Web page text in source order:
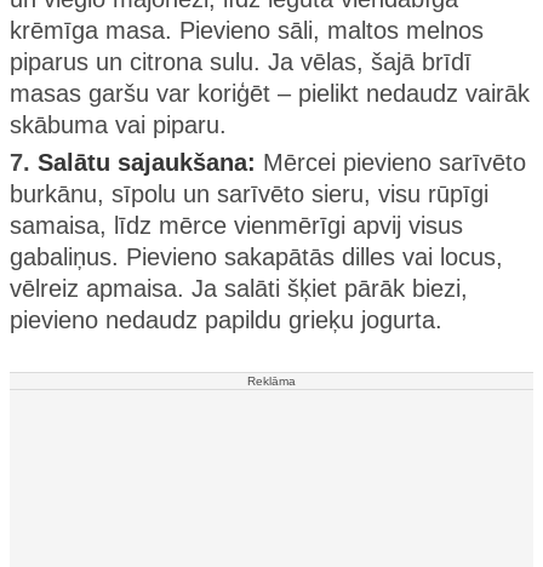
krēmīga masa. Pievieno sāli, maltos melnos
piparus un citrona sulu. Ja vēlas, šajā brīdī
masas garšu var koriģēt – pielikt nedaudz vairāk
skābuma vai piparu.
7. Salātu sajaukšana: Mērcei pievieno sarīvēto
burkānu, sīpolu un sarīvēto sieru, visu rūpīgi
samaisa, līdz mērce vienmērīgi apvij visus
gabaliņus. Pievieno sakapātās dilles vai locus,
vēlreiz apmaisa. Ja salāti šķiet pārāk biezi,
pievieno nedaudz papildu grieķu jogurta.
Reklāma